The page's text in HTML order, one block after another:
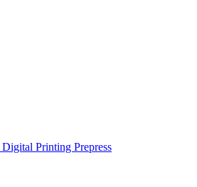
Digital Printing Prepress